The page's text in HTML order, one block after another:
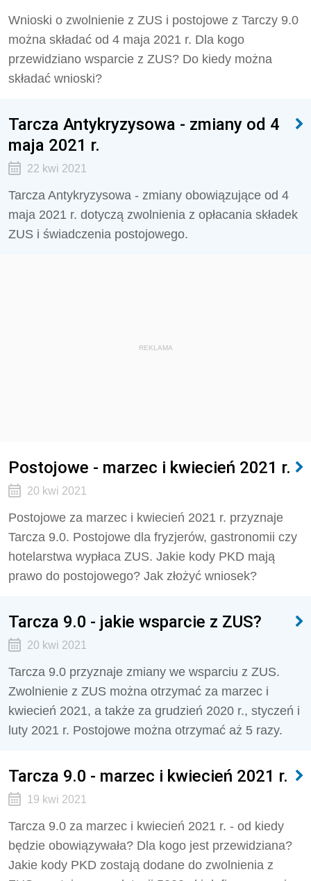
Wnioski o zwolnienie z ZUS i postojowe z Tarczy 9.0
można składać od 4 maja 2021 r. Dla kogo
przewidziano wsparcie z ZUS? Do kiedy można
składać wnioski?
Tarcza Antykryzysowa - zmiany od 4
maja 2021 r.
22 kwi 2021
Tarcza Antykryzysowa - zmiany obowiązujące od 4
maja 2021 r. dotyczą zwolnienia z opłacania składek
ZUS i świadczenia postojowego.
REKLAMA
Postojowe - marzec i kwiecień 2021 r.
20 kwi 2021
Postojowe za marzec i kwiecień 2021 r. przyznaje
Tarcza 9.0. Postojowe dla fryzjerów, gastronomii czy
hotelarstwa wypłaca ZUS. Jakie kody PKD mają
prawo do postojowego? Jak złożyć wniosek?
Tarcza 9.0 - jakie wsparcie z ZUS?
20 kwi 2021
Tarcza 9.0 przyznaje zmiany we wsparciu z ZUS.
Zwolnienie z ZUS można otrzymać za marzec i
kwiecień 2021, a także za grudzień 2020 r., styczeń i
luty 2021 r. Postojowe można otrzymać aż 5 razy.
Tarcza 9.0 - marzec i kwiecień 2021 r.
19 kwi 2021
Tarcza 9.0 za marzec i kwiecień 2021 r. - od kiedy
będzie obowiązywała? Dla kogo jest przewidziana?
Jakie kody PKD zostają dodane do zwolnienia z